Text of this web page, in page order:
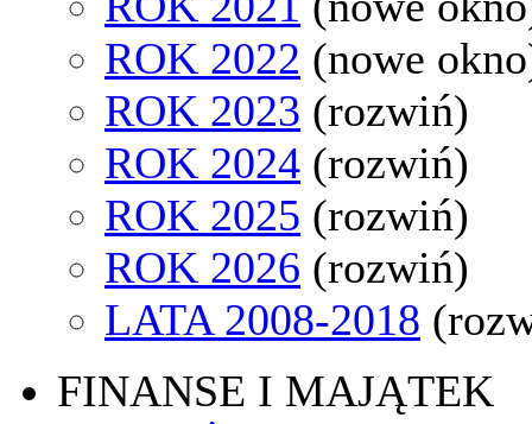
ROK 2022 (nowe
ROK 2023 (rozwiń)
ROK 2024 (rozwiń)
ROK 2025 (rozwiń)
ROK 2026 (rozwiń)
LATA 2008-2018
FINANSE I MAJĄTEK